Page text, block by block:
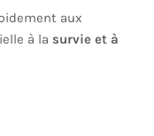
aux
à la survie et à